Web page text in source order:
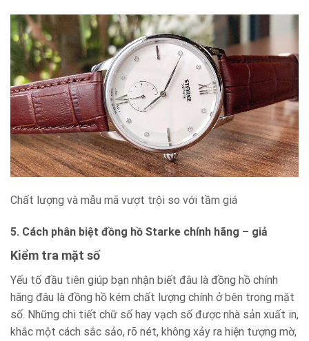
Chất lượng và mẫu mã vượt trội so với tầm giá
5. Cách phân biệt đồng hồ Starke chính hãng – giả
Kiểm tra mặt số
Yếu tố đầu tiên giúp bạn nhận biết đâu là đồng hồ chính
hãng đâu là đồng hồ kém chất lượng chính ở bên trong mặt
số. Những chi tiết chữ số hay vạch số được nhà sản xuất in,
khắc một cách sắc sảo, rõ nét, không xảy ra hiện tượng mờ,